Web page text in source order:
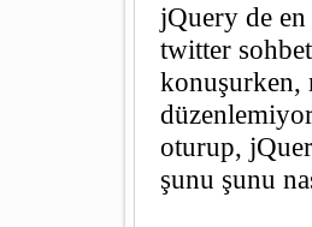
jQuery de
twitter
konuşurken,
oturup,
şunu şunu